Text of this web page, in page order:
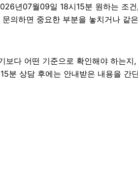
년07월09일 18시15분 원하는 조
의하면 중요한 부분을 놓치거나 같
다 어떤 기준으로 확인해야 하는
상담 후에는 안내받은 내용을 간